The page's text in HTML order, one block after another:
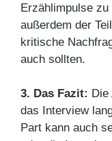
Erzählimpulse
außerdem der
kritische
auch sollten.
3. Das Fazit:
das Interview
Part kann auch